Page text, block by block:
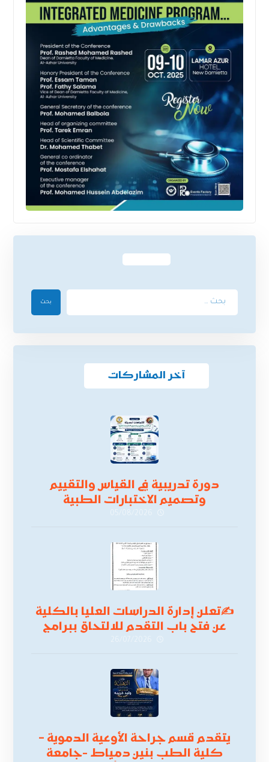
بحث
آخر المشاركات
دورة تدريبية في القياس والتقييم
وتصميم الاختبارات الطبية
✍تعلن إدارة الدراسات العليا بالكلية
عن فتح باب التقدم للالتحاق ببرامج
أكتوبر 2026،
يتقدم قسم جراحة الأوعية الدموية –
كلية الطب بنين دمياط -جامعة